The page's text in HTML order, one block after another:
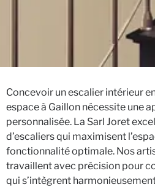
Concevoir un escalier intérieur
espace à Gaillon nécessite une
personnalisée. La Sarl Joret
d’escaliers qui maximisent
fonctionnalité optimale. Nos
travaillent avec précision pour
qui s’intègrent